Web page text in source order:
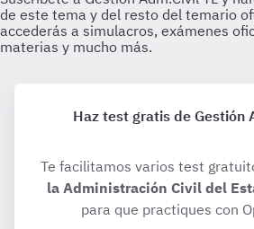
Haz test gratis de Gestión
Te facilitamos varios test
la Administración Civil del
para que practiques con